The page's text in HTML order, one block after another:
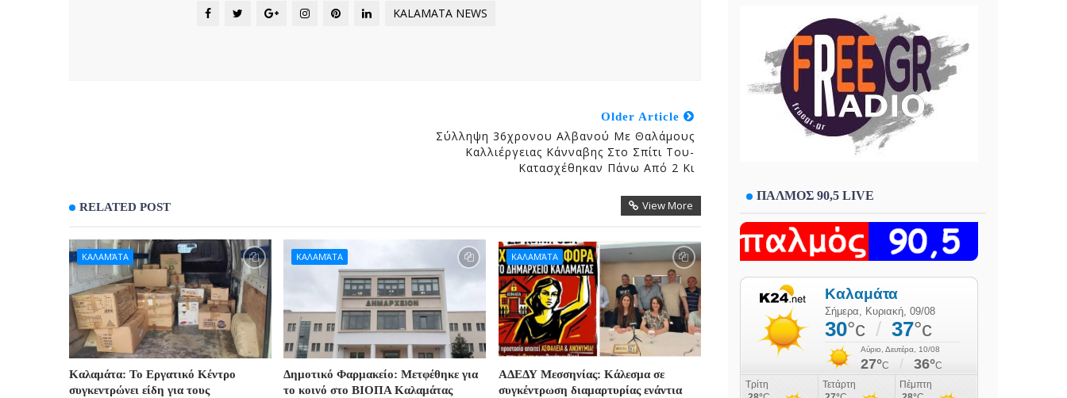
KALAMATA NEWS
Older Article
Σύλληψη 36χρονου Αλβανού Με Θαλάμους
Καλλιέργειας Κάνναβης Στο Σπίτι Του-
Κατασχέθηκαν Πάνω Από 2 Κι
RELATED POST View More
ΚΑΛΑΜΆΤΑ
Καλαμάτα: Το Εργατικό Κέντρο
συγκεντρώνει είδη για τους
ΚΑΛΑΜΆΤΑ
Δημοτικό Φαρμακείο: Μετφέθηκε για
το κοινό στο ΒΙΟΠΑ Καλαμάτας
ΚΑΛΑΜΆΤΑ
ΑΔΕΔΥ Μεσσηνίας: Κάλεσμα σε
συγκέντρωση διαμαρτυρίας ενάντια
ΠΑΛΜΟΣ 90,5 LIVE